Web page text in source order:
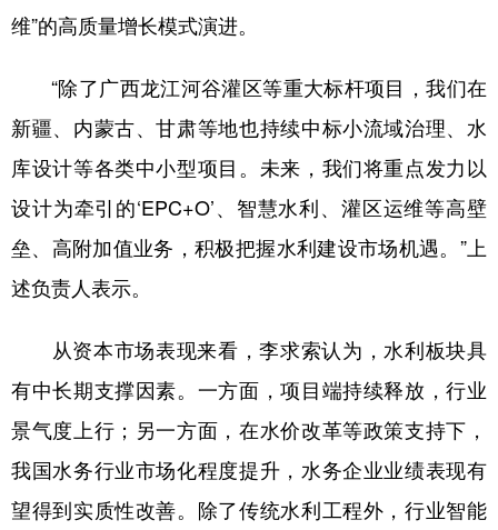
维”的高质量增长模式演进。
“除了广西龙江河谷灌区等重大标杆项目，我们在
新疆、内蒙古、甘肃等地也持续中标小流域治理、水
库设计等各类中小型项目。未来，我们将重点发力以
设计为牵引的‘EPC+O’、智慧水利、灌区运维等高壁
垒、高附加值业务，积极把握水利建设市场机遇。”上
述负责人表示。
从资本市场表现来看，李求索认为，水利板块具
有中长期支撑因素。一方面，项目端持续释放，行业
景气度上行；另一方面，在水价改革等政策支持下，
我国水务行业市场化程度提升，水务企业业绩表现有
望得到实质性改善。除了传统水利工程外，行业智能